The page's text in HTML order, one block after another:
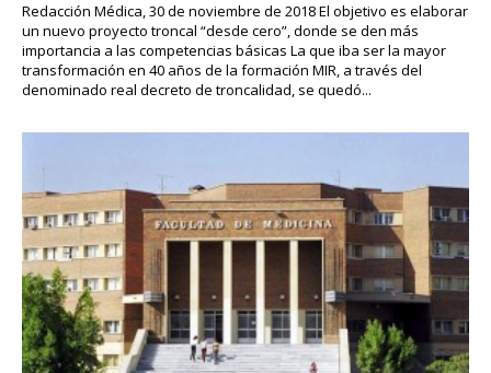
Redacción Médica, 30 de noviembre de 2018 El objetivo es elaborar
un nuevo proyecto troncal “desde cero”, donde se den más
importancia a las competencias básicas La que iba ser la mayor
transformación en 40 años de la formación MIR, a través del
denominado real decreto de troncalidad, se quedó...